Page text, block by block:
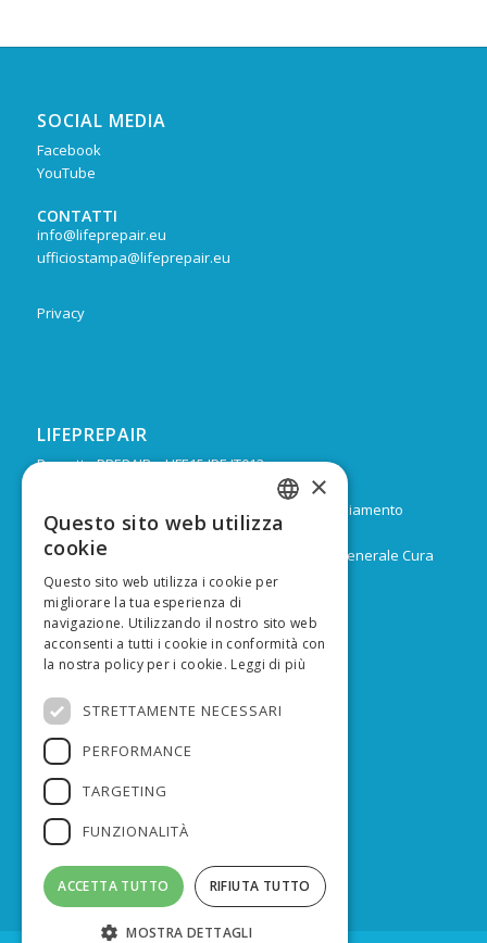
SOCIAL MEDIA
Facebook
YouTube
CONTATTI
info@lifeprepair.eu
ufficiostampa@lifeprepair.eu
Privacy
LIFEPREPAIR
Progetto PREPAIR – LIFE15 IPE IT013
Durata: Febbraio 2017 – Dicembre 2024
Budget: 16.805.939 € di cui 9.974.624 di co-finanziamento
europeo
Capofila: Regione Emilia-Romagna, Direzione Generale Cura
del territorio e dell’ambiente
FINANZIATO DA
ITALIAN
×
Questo sito web utilizza
cookie
Questo sito web utilizza i cookie per
migliorare la tua esperienza di
navigazione. Utilizzando il nostro sito web
acconsenti a tutti i cookie in conformità con
la nostra policy per i cookie. Leggi di più
STRETTAMENTE NECESSARI
PERFORMANCE
TARGETING
FUNZIONALITÀ
ACCETTA TUTTO RIFIUTA TUTTO
MOSTRA DETTAGLI